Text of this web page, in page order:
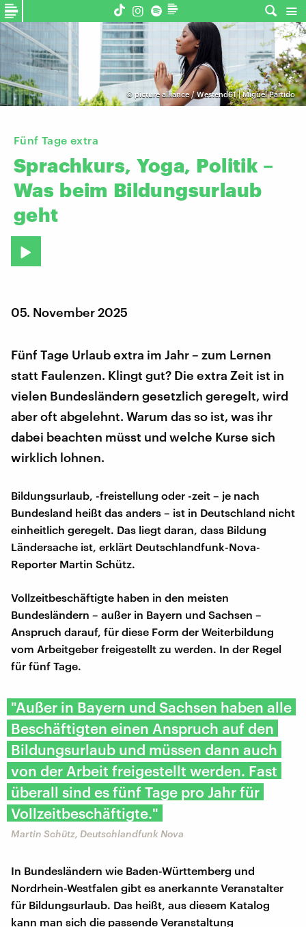
© picture alliance / Westend61 | Miguel Partido
Fünf Tage extra
Sprachkurs, Yoga, Politik –
Was beim Bildungsurlaub
geht
05. November 2025
Fünf Tage Urlaub extra im Jahr – zum Lernen
statt Faulenzen. Klingt gut? Die extra Zeit ist in
vielen Bundesländern gesetzlich geregelt, wird
aber oft abgelehnt. Warum das so ist, was ihr
dabei beachten müsst und welche Kurse sich
wirklich lohnen.
Bildungsurlaub, -freistellung oder -zeit – je nach
Bundesland heißt das anders – ist in Deutschland nicht
einheitlich geregelt. Das liegt daran, dass Bildung
Ländersache ist, erklärt Deutschlandfunk-Nova-
Reporter Martin Schütz.
Vollzeitbeschäftigte haben in den meisten
Bundesländern – außer in Bayern und Sachsen –
Anspruch darauf, für diese Form der Weiterbildung
vom Arbeitgeber freigestellt zu werden. In der Regel
für fünf Tage.
"Außer in Bayern und Sachsen haben alle
Beschäftigten einen Anspruch auf den
Bildungsurlaub und müssen dann auch
von der Arbeit freigestellt werden. Fast
überall sind es fünf Tage pro Jahr für
Vollzeitbeschäftigte."
Martin Schütz, Deutschlandfunk Nova
In Bundesländern wie Baden-Württemberg und
Nordrhein-Westfalen gibt es anerkannte Veranstalter
für Bildungsurlaub. Das heißt, aus diesem Katalog
kann man sich die passende Veranstaltung